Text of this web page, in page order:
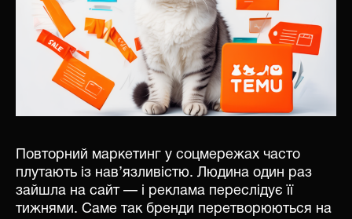
Повторний маркетинг у соцмережах часто
плутають із нав’язливістю. Людина один раз
зайшла на сайт — і реклама переслідує її
тижнями. Саме так бренди перетворюються на